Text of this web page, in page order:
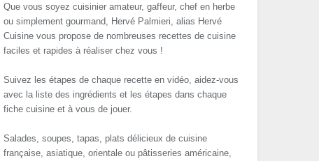
Que vous soyez cuisinier amateur, gaffeur, chef en herbe
ou simplement gourmand, Hervé Palmieri, alias Hervé
Cuisine vous propose de nombreuses recettes de cuisine
faciles et rapides à réaliser chez vous !
Suivez les étapes de chaque recette en vidéo, aidez-vous
avec la liste des ingrédients et les étapes dans chaque
fiche cuisine et à vous de jouer.
Salades, soupes, tapas, plats délicieux de cuisine
française, asiatique, orientale ou pâtisseries américaine,